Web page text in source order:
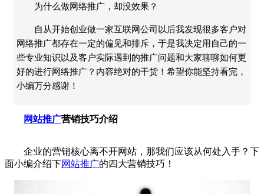
为什么做网络推广，却没效果？
自从开始创业做一家互联网公司以后我发现很多客户对
网络推广都存在一定的偏见和排斥，于是我决定用自己的一
些专业知识以及客户实际遇到的推广问题和大家聊聊如何更
好的进行网络推广？内容绝对的干货！希望你能坚持看完，
小编万分感谢！
网站推广营销技巧介绍
企业的营销核心离不开网站，那我们应该从何处入手？下
面小编介绍下网站推广的四大营销技巧！